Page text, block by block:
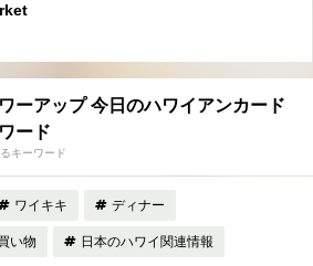
ーアップ 今日のハワイアンカード
ード
キーワード
ワイキキ ディナー
い物 日本のハワイ関連情報